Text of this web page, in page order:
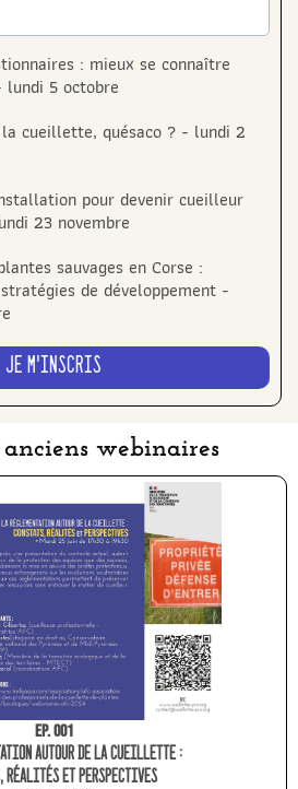
: mieux se connaître
5 octobre
cueillette, quésaco ? - lundi 2
pour devenir cueilleur
23 novembre
sauvages en Corse :
de développement -
Je m'inscris
webinaires
Ep. 001
autour de la cueillette :
réalités et perspectives